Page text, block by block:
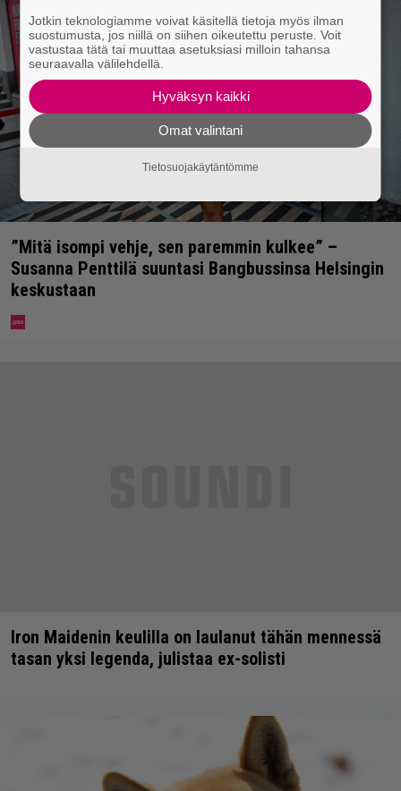
”Mitä isompi vehje, sen paremmin kulkee” –
Susanna Penttilä suuntasi Bangbussinsa Helsingin
keskustaan
Iron Maidenin keulilla on laulanut tähän mennessä
tasan yksi legenda, julistaa ex-solisti
Jotkin teknologiamme voivat käsitellä tietoja myös ilman
suostumusta, jos niillä on siihen oikeutettu peruste. Voit
vastustaa tätä tai muuttaa asetuksiasi milloin tahansa
seuraavalla välilehdellä.
Hyväksyn kaikki
Omat valintani
Tietosuojakäytäntömme